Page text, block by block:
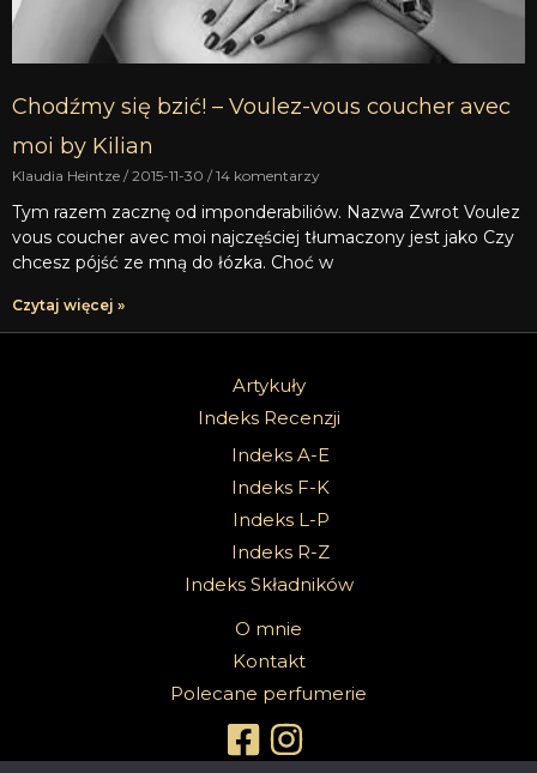
Chodźmy się bzić! – Voulez-vous coucher avec
moi by Kilian
Klaudia Heintze 2015-11-30 14 komentarzy
Tym razem zacznę od imponderabiliów. Nazwa Zwrot Voulez
vous coucher avec moi najczęściej tłumaczony jest jako Czy
chcesz pójść ze mną do łózka. Choć w
Czytaj więcej »
Artykuły
Indeks Recenzji
Indeks A-E
Indeks F-K
Indeks L-P
Indeks R-Z
Indeks Składników
O mnie
Kontakt
Polecane perfumerie